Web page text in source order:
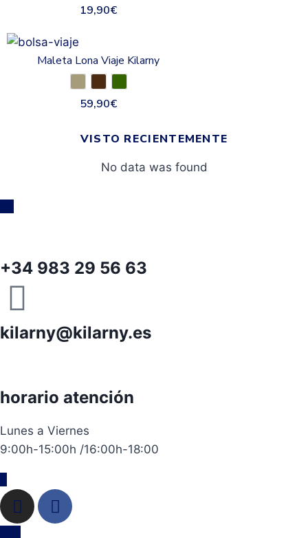
19,90€
Maleta Lona Viaje Kilarny
59,90€
VISTO RECIENTEMENTE
No data was found
+34 983 29 56 63
kilarny@kilarny.es
horario atención
Lunes a Viernes
9:00h-15:00h /16:00h-18:00